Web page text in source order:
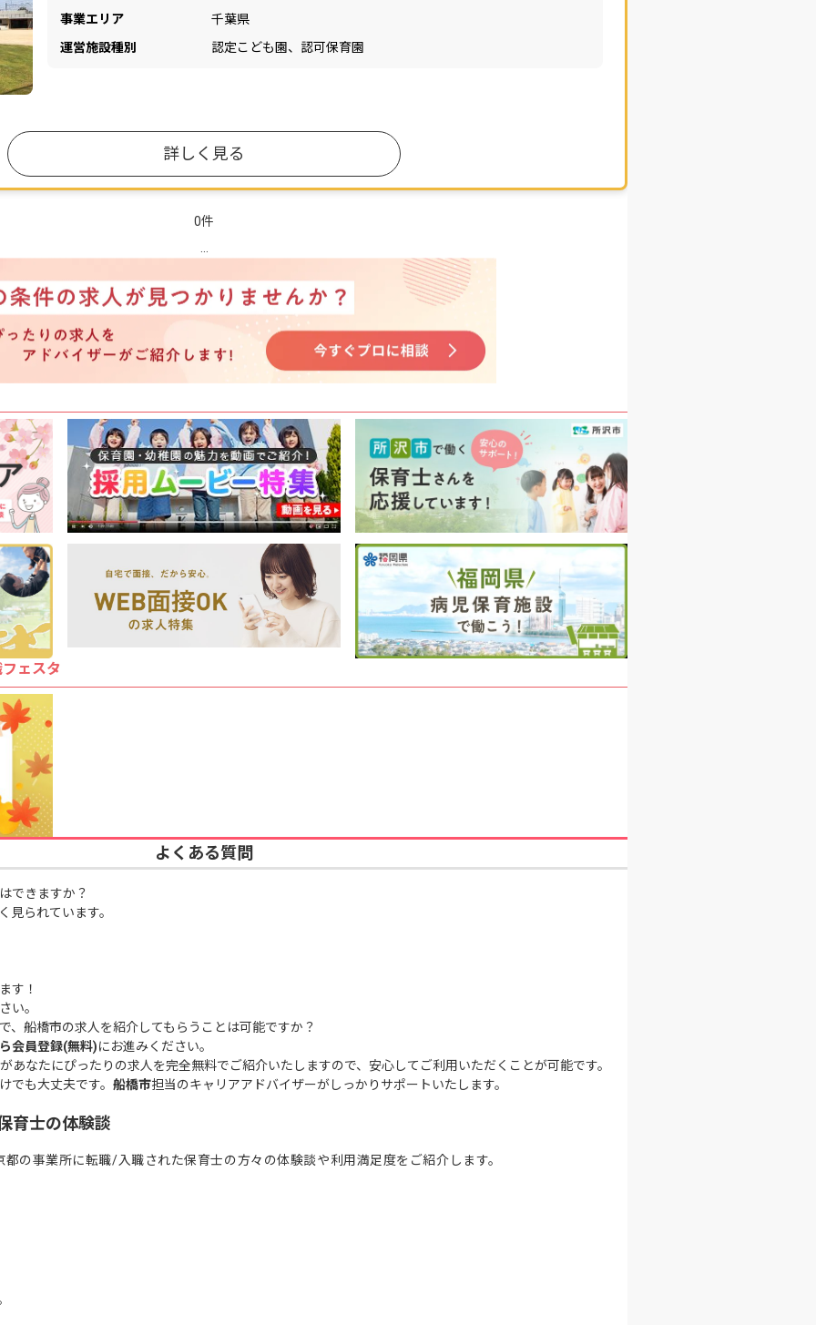
事業エリア
千葉県
運営施設種別
認定こども園、認可保育園
詳しく見る
0件
ェスタ
よくある質問
できますか？
見られています。
す！
い。
、船橋市の求人を紹介してもらうことは可能ですか？
会員登録(無料)にお進みください。
あなたにぴったりの求人を完全無料でご紹介いたしますので、安心してご利用いただくことが可能です。
でも大丈夫です。 船橋市担当のキャリアアドバイザーがしっかりサポートいたします。
育士の体験談
の事業所に転職/入職された保育士の方々の体験談や利用満足度をご紹介します。